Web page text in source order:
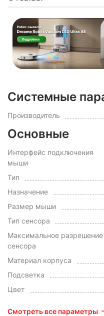
Системные
Производитель
Основные
Интерфейс подключения
мыши
Тип
Назначение
Размер мыши
Тип сенсора
Максимальное разрешение
сенсора
Материал корпуса
Подсветка
Цвет
Смотреть все параметры